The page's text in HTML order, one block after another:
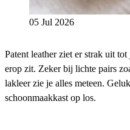
05 Jul 2026
Patent leather ziet er strak uit
erop zit. Zeker bij lichte pairs
lakleer zie je alles meteen.
schoonmaakkast op los.